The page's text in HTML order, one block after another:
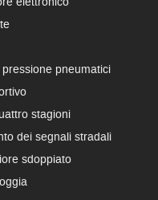
pneumatici
stagioni
dei segnali stradali
sdoppiato